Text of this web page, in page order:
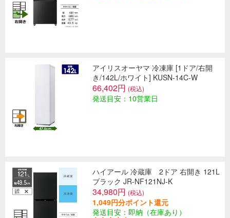
アイリスオーヤマ 冷凍庫 [1ドア/右開
き/142L/ホワイト] KUSN-14C-W
66,402円 (税込)
発送目安：10営業日
ハイアール 冷蔵庫 2ドア 右開き 121L
ブラック JR-NF121NJ-K
34,980円 (税込)
1,049円分ポイント還元
発送目安：即納（在庫あり）